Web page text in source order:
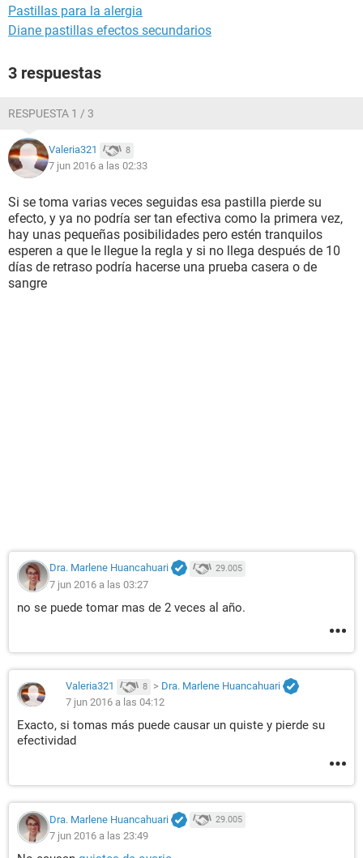
Pastillas para la alergia
Diane pastillas efectos secundarios
3 respuestas
RESPUESTA 1 / 3
Valeria321 8
7 jun 2016 a las 02:33
Si se toma varias veces seguidas esa pastilla pierde su
efecto, y ya no podría ser tan efectiva como la primera vez,
hay unas pequeñas posibilidades pero estén tranquilos
esperen a que le llegue la regla y si no llega después de 10
días de retraso podría hacerse una prueba casera o de
sangre
Dra. Marlene Huancahuari 29.005
7 jun 2016 a las 03:27
no se puede tomar mas de 2 veces al año.
Valeria321 8 > Dra. Marlene Huancahuari
7 jun 2016 a las 04:12
Exacto, si tomas más puede causar un quiste y pierde su
efectividad
Dra. Marlene Huancahuari 29.005
7 jun 2016 a las 23:49